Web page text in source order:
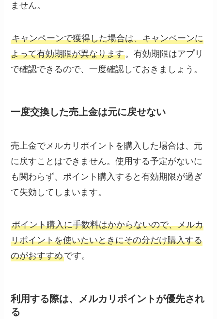
ません。
キャンペーンで獲得した場合は、キャンペーンに
よって有効期限が異なります。有効期限はアプリ
で確認できるので、一度確認しておきましょう。
一度交換した売上金は元に戻せない
売上金でメルカリポイントを購入した場合は、元
に戻すことはできません。使用する予定がないに
も関わらず、ポイント購入すると有効期限が過ぎ
て失効してしまいます。
ポイント購入に手数料はかからないので、メルカ
リポイントを使いたいときにその分だけ購入する
のがおすすめです。
利用する際は、メルカリポイントが優先され
る